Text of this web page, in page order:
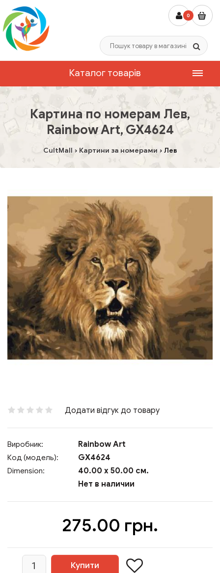
0
Каталог товарів
Картина по номерам Лев,
Rainbow Art, GX4624
CultMall Картини за номерами Лев
Додати відгук до товару
Виробник: Rainbow Art
Код (модель): GX4624
Dimension:
40.00 x 50.00 см.
Нет в наличии
275.00 грн.